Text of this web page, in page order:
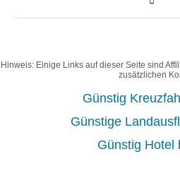
Hinweis: Einige Links auf dieser Seite sind
zusätzlichen
Günstig
Günstige
Günstig Hotel